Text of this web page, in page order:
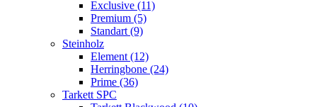
Exclusive (11)
Premium (5)
Standart (9)
Steinholz
Element (12)
Herringbone (24)
Prime (36)
Tarkett SPC